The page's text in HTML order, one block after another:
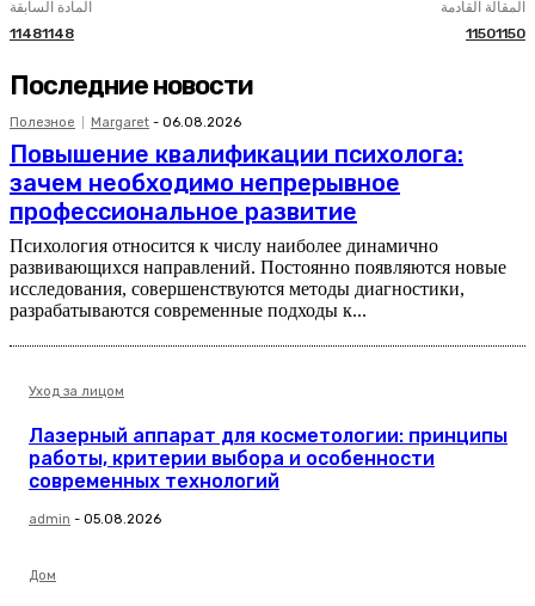
المادة السابقة
11481148
المقالة القادمة
11501150
Последние новости
Полезное Margaret - 06.08.2026
Повышение квалификации психолога:
зачем необходимо непрерывное
профессиональное развитие
Психология относится к числу наиболее динамично
развивающихся направлений. Постоянно появляются новые
исследования, совершенствуются методы диагностики,
разрабатываются современные подходы к...
Уход за лицом
Лазерный аппарат для косметологии: принципы
работы, критерии выбора и особенности
современных технологий
admin - 05.08.2026
Дом